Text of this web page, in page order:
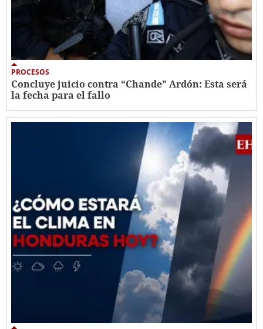
PROCESOS
Concluye juicio contra “Chande” Ardón: Esta será
la fecha para el fallo